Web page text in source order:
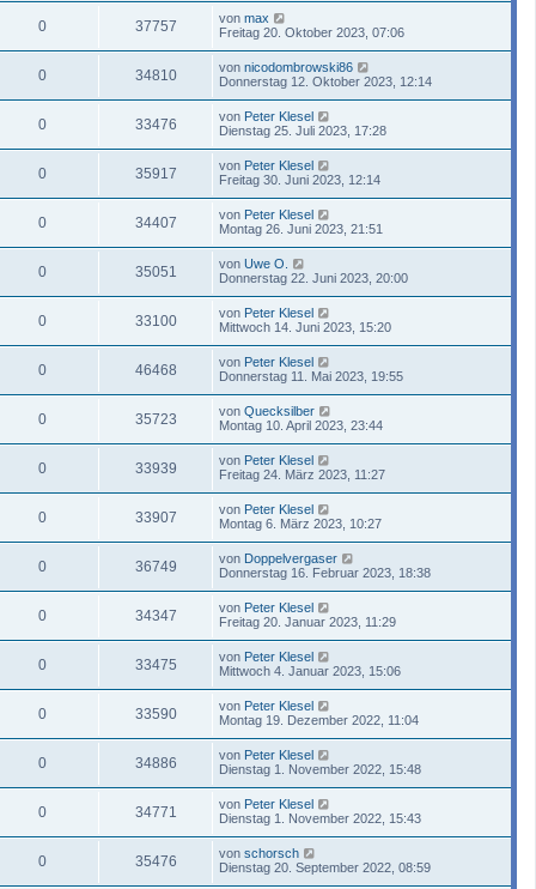
0 37757 von max
Freitag 20. Oktober 2023, 07:06
0 34810 von nicodombrowski86
Donnerstag 12. Oktober 2023, 12:14
0 33476 von Peter Klesel
Dienstag 25. Juli 2023, 17:28
0 35917 von Peter Klesel
Freitag 30. Juni 2023, 12:14
0 34407 von Peter Klesel
Montag 26. Juni 2023, 21:51
0 35051 von Uwe O.
Donnerstag 22. Juni 2023, 20:00
0 33100 von Peter Klesel
Mittwoch 14. Juni 2023, 15:20
0 46468 von Peter Klesel
Donnerstag 11. Mai 2023, 19:55
0 35723 von Quecksilber
Montag 10. April 2023, 23:44
0 33939 von Peter Klesel
Freitag 24. März 2023, 11:27
0 33907 von Peter Klesel
Montag 6. März 2023, 10:27
0 36749 von Doppelvergaser
Donnerstag 16. Februar 2023, 18:38
0 34347 von Peter Klesel
Freitag 20. Januar 2023, 11:29
0 33475 von Peter Klesel
Mittwoch 4. Januar 2023, 15:06
0 33590 von Peter Klesel
Montag 19. Dezember 2022, 11:04
0 34886 von Peter Klesel
Dienstag 1. November 2022, 15:48
0 34771 von Peter Klesel
Dienstag 1. November 2022, 15:43
0 35476 von schorsch
Dienstag 20. September 2022, 08:59